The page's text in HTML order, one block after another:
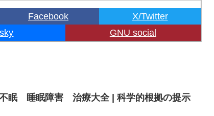
Facebook
X/Twitter
GNU social
眠 睡眠障害 治療大全 | 科学的根拠の提示